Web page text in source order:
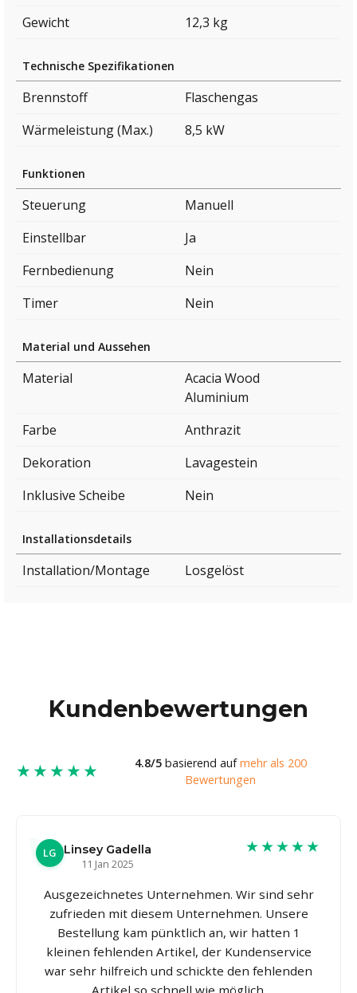
Gewicht
12,3 kg
Technische Spezifikationen
Brennstoff
Flaschengas
Wärmeleistung (Max.)
8,5 kW
Funktionen
Steuerung
Manuell
Einstellbar
Ja
Fernbedienung
Nein
Timer
Nein
Material und Aussehen
Material
Acacia Wood
Aluminium
Farbe
Anthrazit
Dekoration
Lavagestein
Inklusive Scheibe
Nein
Installationsdetails
Installation/Montage Losgelöst
Kundenbewertungen
★★★★★ 4.8/5basierend aufmehr als 200
Bewertungen
LG
Linsey Gadella
11 Jan 2025
★★★★★
Ausgezeichnetes Unternehmen. Wir sind sehr
zufrieden mit diesem Unternehmen. Unsere
Bestellung kam pünktlich an, wir hatten 1
kleinen fehlenden Artikel, der Kundenservice
war sehr hilfreich und schickte den fehlenden
Artikel so schnell wie möglich.